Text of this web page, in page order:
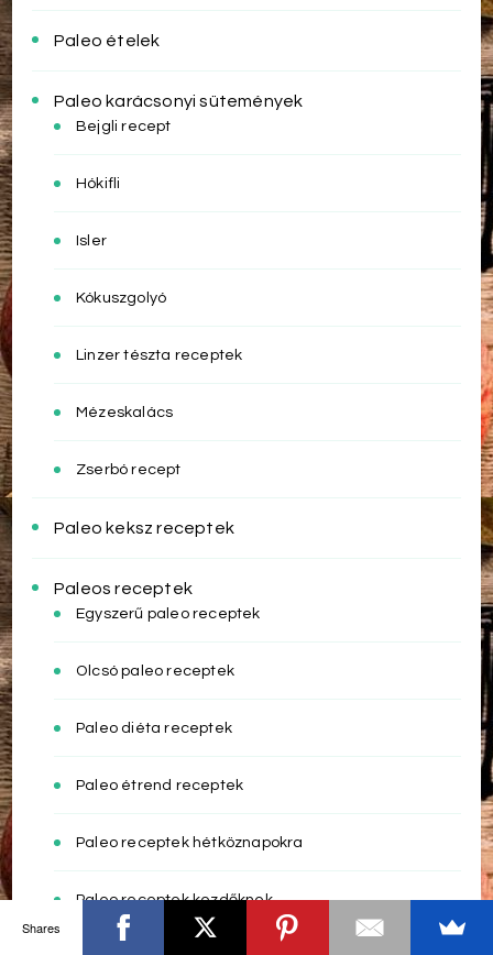
Paleo ételek
Paleo karácsonyi sütemények
Bejgli recept
Hókifli
Isler
Kókuszgolyó
Linzer tészta receptek
Mézeskalács
Zserbó recept
Paleo keksz receptek
Paleos receptek
Egyszerű paleo receptek
Olcsó paleo receptek
Paleo diéta receptek
Paleo étrend receptek
Paleo receptek hétköznapokra
Paleo receptek kezdőknek
Shares